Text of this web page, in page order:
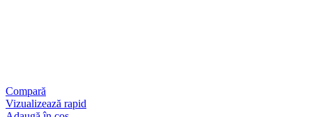
Compară
Vizualizează rapid